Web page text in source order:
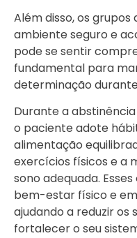
Além disso, os
ambiente seguro e
pode se sentir
fundamental para
determinação
Durante a
o paciente adote
alimentação
exercícios físicos e a
sono adequada.
bem-estar físico e
ajudando a reduzir os
fortalecer o seu